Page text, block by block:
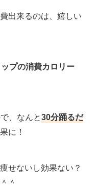
出来るのは、嬉しい
プの消費カロリー
、なんと30分踊るだ
に！
せないし効果ない？
＾